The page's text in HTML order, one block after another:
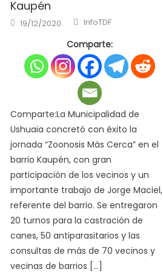
Kaupén
Posted
on
19/12/2020 Author
InfoTDF
Comparte:
Comparte:La Municipalidad de
Ushuaia concretó con éxito la
jornada “Zoonosis Más Cerca” en el
barrio Kaupén, con gran
participación de los vecinos y un
importante trabajo de Jorge Maciel,
referente del barrio. Se entregaron
20 turnos para la castración de
canes, 50 antiparasitarios y las
consultas de más de 70 vecinos y
vecinas de barrios […]